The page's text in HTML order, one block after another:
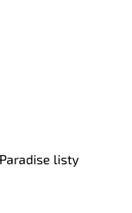
listy